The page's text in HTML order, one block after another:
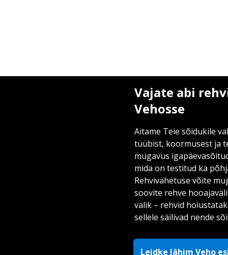
Vajate abi
Vehosse
Aitame Teie sõidukile
tüübist, koormusest ja
mugavus
mida on testitud ka p
Rehvivahetuse võite
soovite rehve
valik – rehvid
sellele säilivad nende
Leidke lähim Veho